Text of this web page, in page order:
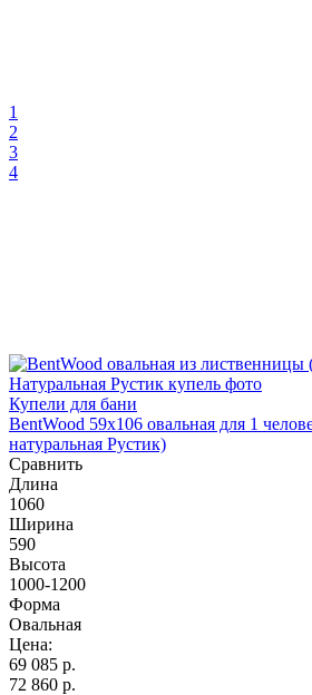
1
2
3
4
Купели для бани
BentWood 59х106 овальная для 1
натуральная Рустик)
Сравнить
Длина
1060
Ширина
590
Высота
1000-1200
Форма
Овальная
Цена:
69 085 р.
72 860 р.